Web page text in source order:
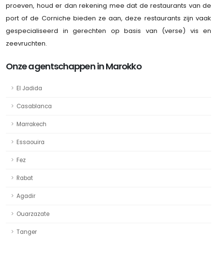
proeven, houd er dan rekening mee dat de restaurants van de
port of de Corniche bieden ze aan, deze restaurants zijn vaak
gespecialiseerd in gerechten op basis van (verse) vis en
zeevruchten.
Onze agentschappen in Marokko
El Jadida
Casablanca
Marrakech
Essaouira
Fez
Rabat
Agadir
Ouarzazate
Tanger